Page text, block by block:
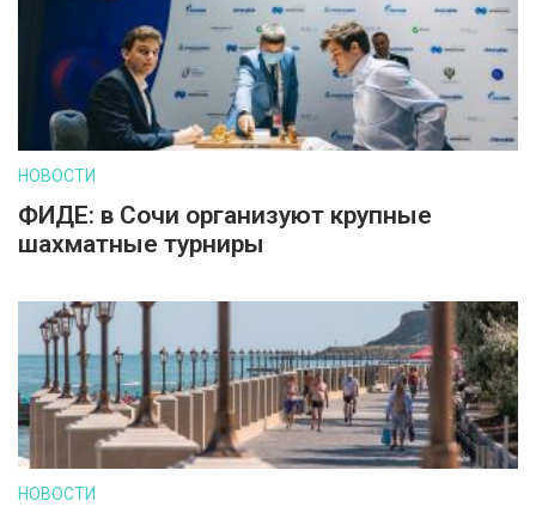
НОВОСТИ
ФИДЕ: в Сочи организуют крупные
шахматные турниры
НОВОСТИ